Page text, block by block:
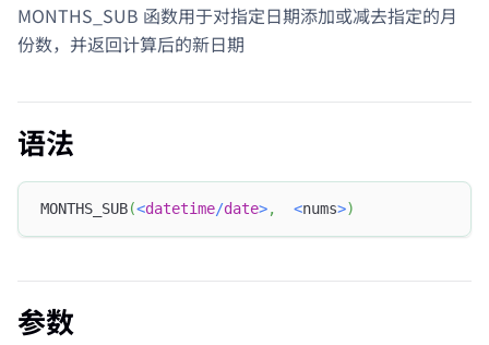
MONTHS_SUB 函数用于对指定日期添加或减去指定的月
份数，并返回计算后的新日期
语法
MONTHS_SUB(<datetime/date>, <nums>)
参数